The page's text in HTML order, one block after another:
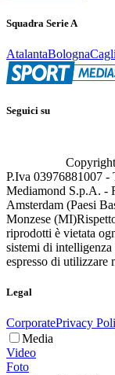
Squadra Serie A
AtalantaBologna
Seguici su
P.Iva 03976881007
Mediamond S.p.A. -
Amsterdam (Paesi
Monzese (MI)
riprodotti è vietata
sistemi di
espresso di utilizzare
Legal
CorporatePrivacy
Media
Video
Foto